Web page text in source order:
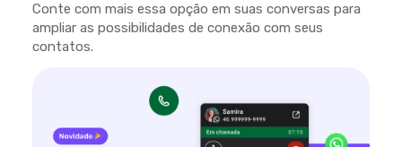
Conte com mais essa opção em suas conversas para
ampliar as possibilidades de conexão com seus
contatos.